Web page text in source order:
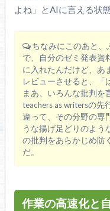
よね」とAIに言える状
ちなみにこのあと、
で、自分のゼミ発表資
に入れたんだけど、あ
レビューさせると、「
まあ、いろんな批判
teachers as writersの先
違って、その分野の専
うな揚げ足どりのよう
の批判をあらかじめ防
だ。
作業の高速化と